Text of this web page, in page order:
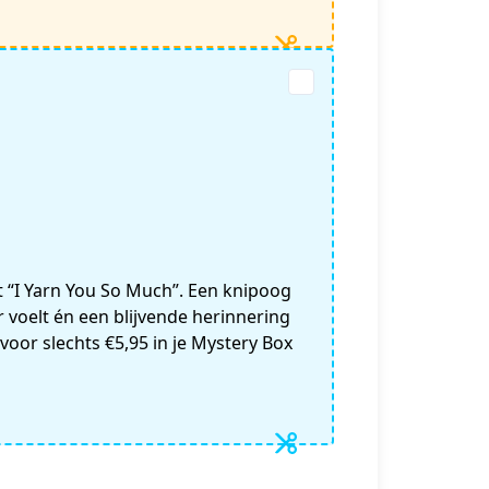
Yarn You So Much”. Een knipoog
én een blijvende herinnering
slechts €5,95 in je Mystery Box